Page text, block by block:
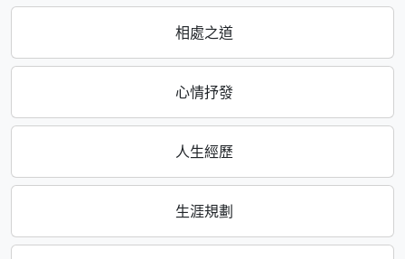
相處之道
心情抒發
人生經歷
生涯規劃